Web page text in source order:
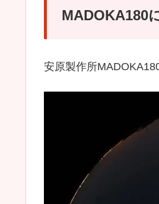
MADOKA180
安原製作所